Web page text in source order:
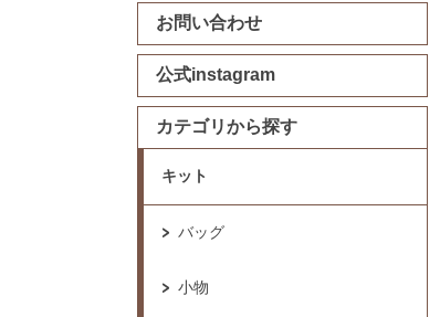
お問い合わせ
公式instagram
カテゴリから探す
キット
バッグ
小物